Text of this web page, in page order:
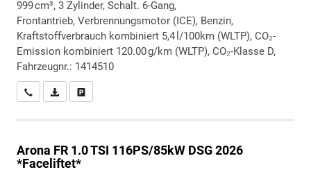
999 cm³, 3 Zylinder, Schalt. 6-Gang,
Frontantrieb, Verbrennungsmotor (ICE), Benzin,
Kraftstoffverbrauch kombiniert 5,4 l/100km (WLTP), CO₂-
Emission kombiniert 120.00 g/km (WLTP), CO₂-Klasse D,
Fahrzeugnr.: 1414510
Wir rufen Sie anPDF-Datei, Fahrzeugexposé drucken
Arona FR 1.0 TSI 116PS/85kW DSG 2026
*Faceliftet*